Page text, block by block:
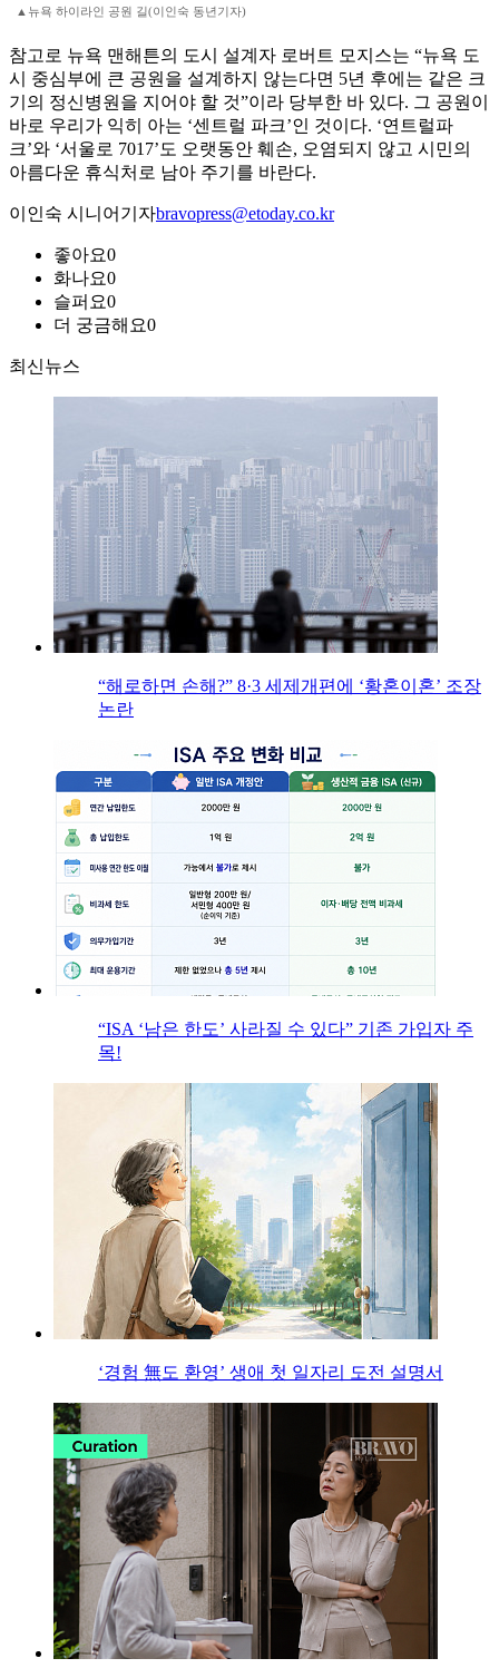
▲뉴욕 하이라인 공원 길(이인숙 동년기자)
참고로 뉴욕 맨해튼의 도시 설계자 로버트 모지스는 “뉴욕 도
시 중심부에 큰 공원을 설계하지 않는다면 5년 후에는 같은 크
기의 정신병원을 지어야 할 것”이라 당부한 바 있다. 그 공원이
바로 우리가 익히 아는 ‘센트럴 파크’인 것이다. ‘연트럴파
크’와 ‘서울로 7017’도 오랫동안 훼손, 오염되지 않고 시민의
아름다운 휴식처로 남아 주기를 바란다.
이인숙 시니어기자bravopress@etoday.co.kr
좋아요0
화나요0
슬퍼요0
더 궁금해요0
최신뉴스
“해로하면 손해?” 8·3 세제개편에 ‘황혼이혼’ 조장
논란
“ISA ‘남은 한도’ 사라질 수 있다” 기존 가입자 주
목!
‘경험 無도 환영’ 생애 첫 일자리 도전 설명서